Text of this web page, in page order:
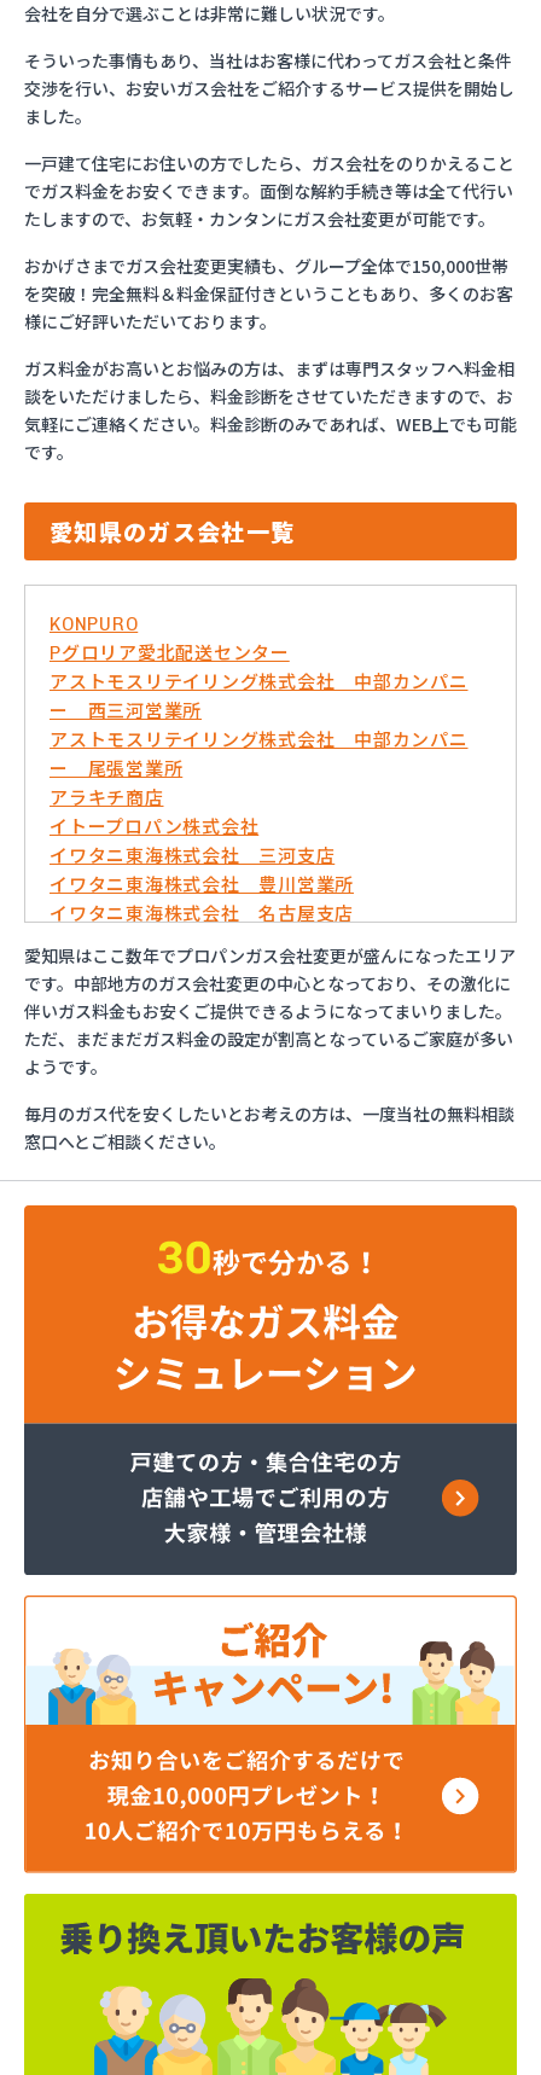
会社を自分で選ぶことは非常に難しい状況です。
そういった事情もあり、当社はお客様に代わってガス会社と条件
交渉を行い、お安いガス会社をご紹介するサービス提供を開始し
ました。
一戸建て住宅にお住いの方でしたら、ガス会社をのりかえること
でガス料金をお安くできます。面倒な解約手続き等は全て代行い
たしますので、お気軽・カンタンにガス会社変更が可能です。
おかげさまでガス会社変更実績も、グループ全体で150,000世帯
を突破！完全無料＆料金保証付きということもあり、多くのお客
様にご好評いただいております。
ガス料金がお高いとお悩みの方は、まずは専門スタッフへ料金相
談をいただけましたら、料金診断をさせていただきますので、お
気軽にご連絡ください。料金診断のみであれば、WEB上でも可能
です。
愛知県のガス会社一覧
KONPURO
Pグロリア愛北配送センター
アストモスリテイリング株式会社 中部カンパニ
ー 西三河営業所
アストモスリテイリング株式会社 中部カンパニ
ー 尾張営業所
アラキチ商店
イトープロパン株式会社
イワタニ東海株式会社 三河支店
イワタニ東海株式会社 豊川営業所
イワタニ東海株式会社 名古屋支店
イワタニ東海株式会社 名古屋南営業所
およべプロパン
ガスショップイチカワ
ガステックサービス株式会社 安城営業所
ガステックサービス株式会社 西三河支店
ガステックサービス株式会社 蒲郡営業所
ガステックサービス株式会社 吉良営業所
ガステックサービス株式会社 新城営業所
ガステックサービス株式会社 西尾営業所
ガステックサービス株式会社 尾張支店 春日井営
ガステックサービス株式会社 豊川営業所
カネテン商店
サーラプラザ蒲郡
サンダイ燃料店
ジェイエイ・トービス株式会社 名古屋営業所
ダイイチガスコム株式会社 尾張営業所
チリウヒーターサービス
ツバメガス株式会社新城営業所
ニイミガス株式会社
ニイミ産業株式会社 本部・ホームガス
ニイミ産業株式会社 ホームガス 名古屋西営業所
ニイミ産業株式会社 尾張旭営業所
ハタスビルダー株式会社 リボンガス
ひまわり農協 燃料課・プロパンガス
フジオートステーション
フジヨシ商店
フルタ鹿乗店
ます角商店
マルタケ株式会社
マルト尾関商店
愛知県はここ数年でプロパンガス会社変更が盛んになったエリア
です。中部地方のガス会社変更の中心となっており、その激化に
伴いガス料金もお安くご提供できるようになってまいりました。
ただ、まだまだガス料金の設定が割高となっているご家庭が多い
ようです。
毎月のガス代を安くしたいとお考えの方は、一度当社の無料相談
窓口へとご相談ください。